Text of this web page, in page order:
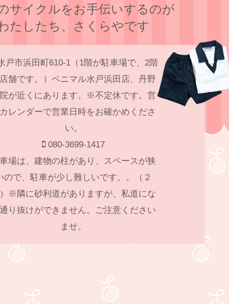
サイクルをお⼿伝いするのが
たしたち、さくらやです
戸市浜田町610-1（1階が駐車場で、2階
舗です。）ベニマル水戸浜田店、丹野
が近くにあります。※不定休です。営
レンダーで営業日時をお確かめくださ
い。
080-3699-1417
場は、建物の柱があり、スペースが狭
ので、駐車が少し難しいです。。（２
※隣に砂利道がありますが、私道にな
り抜けができません。ご注意ください
ませ。